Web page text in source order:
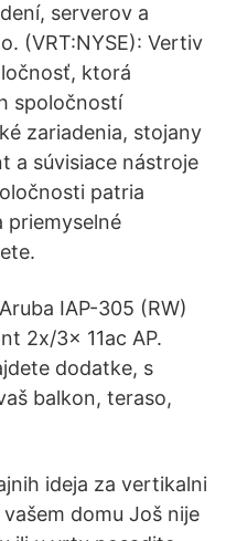
serverov a
(VRT:NYSE): Vertiv
ktorá
spoločností
zariadenia, stojany
a súvisiace nástroje
patria
priemyselné
IAP-305 (RW)
2x/3x 11ac AP.
dodatke, s
balkon, teraso,
ideja za vertikalni
domu Još nije